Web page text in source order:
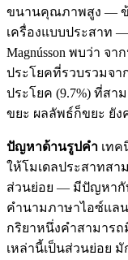
ขนานคุณภาพสูง — ข้
เครื่องแบบประสาท
Magnússon พบว่า จ
ประโยคที่รวบรวมจ
ประโยค (9.7%) ที่สา
ขยะ ผลลัพธ์ก็ขยะ ยัง
ปัญหาด้านรูปคำ เท
ให้โมเดลประสาทสา
ส่วนย่อย — มีปัญหากั
คำนามภาษาไอซ์แล
กริยาหนึ่งคำสามารถ
เหล่านี้เป็นส่วนย่อย